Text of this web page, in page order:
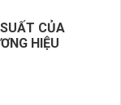
CỦA
HIỆU